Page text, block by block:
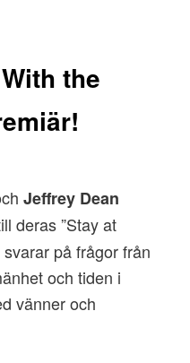
the
Jeffrey Dean
deras ”Stay at
på frågor från
och tiden i
vänner och